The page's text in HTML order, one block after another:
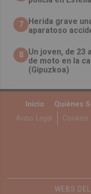
7 Herida grave
aparatoso
8 Un joven, de 23
de moto en la
(Gipuzkoa)
Inicio Quiénes
Aviso Legal
Cookies
WEBS